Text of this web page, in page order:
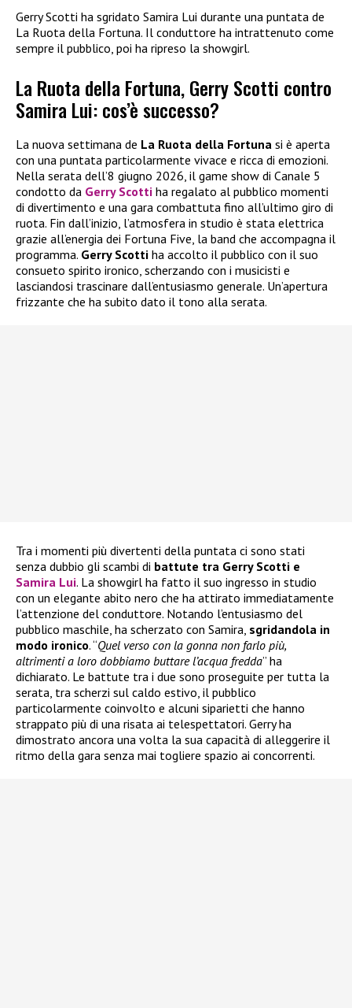
Gerry Scotti ha sgridato Samira Lui durante una puntata de
La Ruota della Fortuna. Il conduttore ha intrattenuto come
sempre il pubblico, poi ha ripreso la showgirl.
La Ruota della Fortuna, Gerry Scotti contro
Samira Lui: cos’è successo?
La nuova settimana de La Ruota della Fortuna si è aperta
con una puntata particolarmente vivace e ricca di emozioni.
Nella serata dell’8 giugno 2026, il game show di Canale 5
condotto da Gerry Scotti ha regalato al pubblico momenti
di divertimento e una gara combattuta fino all’ultimo giro di
ruota. Fin dall’inizio, l’atmosfera in studio è stata elettrica
grazie all’energia dei Fortuna Five, la band che accompagna il
programma. Gerry Scotti ha accolto il pubblico con il suo
consueto spirito ironico, scherzando con i musicisti e
lasciandosi trascinare dall’entusiasmo generale. Un’apertura
frizzante che ha subito dato il tono alla serata.
Tra i momenti più divertenti della puntata ci sono stati
senza dubbio gli scambi di battute tra Gerry Scotti e
Samira Lui. La showgirl ha fatto il suo ingresso in studio
con un elegante abito nero che ha attirato immediatamente
l’attenzione del conduttore. Notando l’entusiasmo del
pubblico maschile, ha scherzato con Samira, sgridandola in
modo ironico. “Quel verso con la gonna non farlo più,
altrimenti a loro dobbiamo buttare l’acqua fredda” ha
dichiarato. Le battute tra i due sono proseguite per tutta la
serata, tra scherzi sul caldo estivo, il pubblico
particolarmente coinvolto e alcuni siparietti che hanno
strappato più di una risata ai telespettatori. Gerry ha
dimostrato ancora una volta la sua capacità di alleggerire il
ritmo della gara senza mai togliere spazio ai concorrenti.